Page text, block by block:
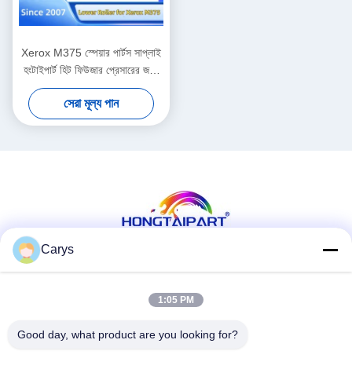
Xerox M375 স্পেয়ার পার্টস সাপ্লাই
হংটাইপার্ট হিট ফিউজার প্রেসারের জন্য
লোয়ার রোলার
সেরা মূল্য পান
Carys
1:05 PM
Good day, what product are you looking for?